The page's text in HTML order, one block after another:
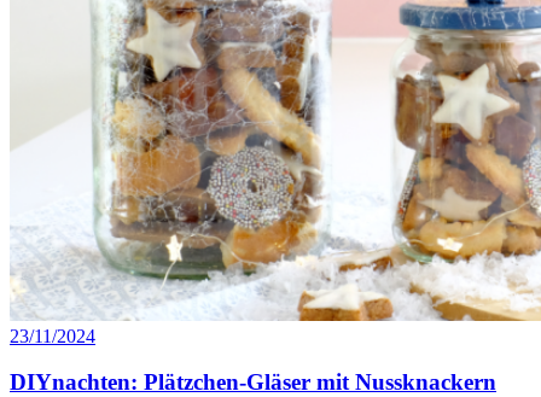
23/11/2024
DIYnachten: Plätzchen-Gläser mit Nussknackern